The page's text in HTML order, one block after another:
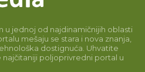
u jednoj od najdinamičnijih oblasti
mešaju se stara i nova znanja,
dostignuća. Uhvatite
poljoprivredni portal u